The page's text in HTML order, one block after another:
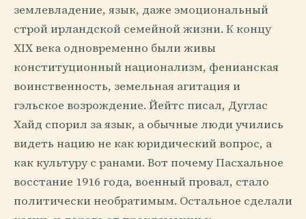
землевладение, язык, даже эмоциональный
строй ирландской семейной жизни. К концу
XIX века одновременно были живы
конституционный национализм, фенианская
воинственность, земельная агитация и
гэльское возрождение. Йейтс писал, Дуглас
Хайд спорил за язык, а обычные люди учились
видеть нацию не как юридический вопрос, а
как культуру с ранами. Вот почему Пасхальное
восстание 1916 года, военный провал, стало
политически необратимым. Остальное сделали